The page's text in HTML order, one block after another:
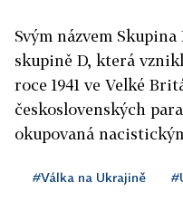
Svým názvem
skupině D, která
roce 1941 ve Velké
československých
okupovaná
#Válka na Ukrajině